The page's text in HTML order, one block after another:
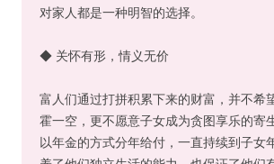
对家人都是一种明智的选择。
◆ 关怀有形，情义无价
富人们通过打拼积累下来的财富，并不希
霍一空，更不愿意子女成为贪图享乐的寄
以年金的方式分年给付，一直持续到子女